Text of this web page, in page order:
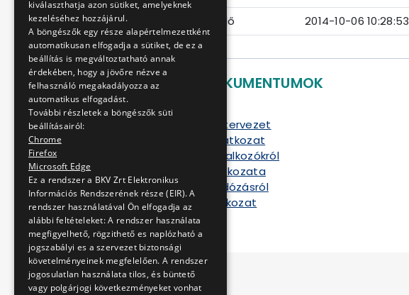
Ajánlattételi határidő
2014-10-06 10:28:53
LETÖLTHETŐ DOKUMENTUMOK
Ajánlati felhívás
Keretszerződés tervezet
Ajánlattételi nyilatkozat
Nyilatkozat alvállalkozókról
Kizáró okok nyilatkozata
Nyilatkozat az adózásról
Referencia nyilatkozat
kiválaszthatja azon sütiket, amelyeknek
kezeléséhez hozzájárul.
A böngészők egy része alapértelmezettként
automatikusan elfogadja a sütiket, de ez a
beállítás is megváltoztatható annak
érdekében, hogy a jövőre nézve a
felhasználó megakadályozza az
automatikus elfogadást.
További részletek a böngészők süti
beállításairól:
Chrome
Firefox
Microsoft Edge
Ez a rendszer a BKV Zrt Elektronikus
Információs Rendszerének része (EIR). A
rendszer használatával Ön elfogadja az
alábbi feltételeket: A rendszer használata
megfigyelhető, rögzithető es naplózható a
jogszabályi es a szervezet biztonsági
követelményeinek megfelelően. A rendszer
jogosulatlan használata tilos, és büntető
vagy polgárjogi következményeket vonhat